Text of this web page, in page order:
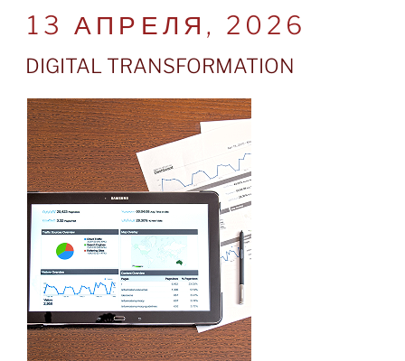
POSTED
ON
13 АПРЕЛЯ, 2026
DIGITAL TRANSFORMATION